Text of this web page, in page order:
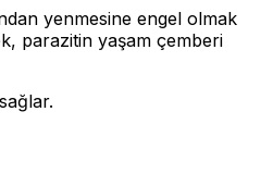
yenmesine engel olmak
parazitin yaşam çemberi